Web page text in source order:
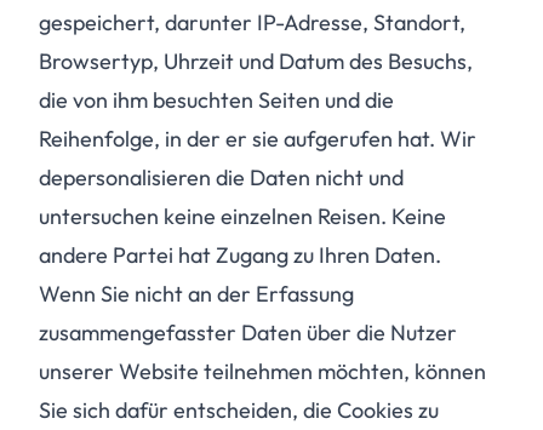
gespeichert, darunter IP-Adresse, Standort,
Browsertyp, Uhrzeit und Datum des Besuchs,
die von ihm besuchten Seiten und die
Reihenfolge, in der er sie aufgerufen hat. Wir
depersonalisieren die Daten nicht und
untersuchen keine einzelnen Reisen. Keine
andere Partei hat Zugang zu Ihren Daten.
Wenn Sie nicht an der Erfassung
zusammengefasster Daten über die Nutzer
unserer Website teilnehmen möchten, können
Sie sich dafür entscheiden, die Cookies zu